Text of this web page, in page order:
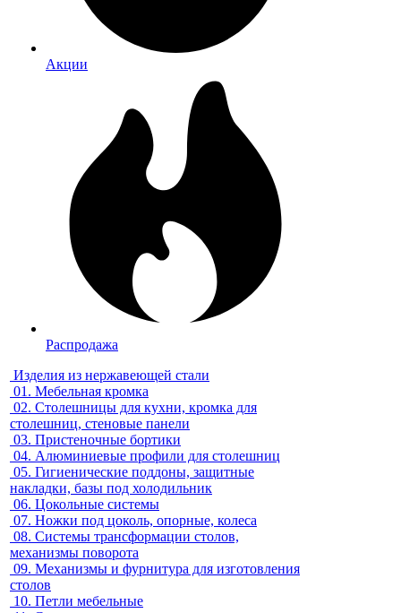
Акции
Распродажа
Изделия из нержавеющей стали
01. Мебельная кромка
02. Столешницы для кухни, кромка для
столешниц, стеновые панели
03. Пристеночные бортики
04. Алюминиевые профили для столешниц
05. Гигиенические поддоны, защитные
накладки, базы под холодильник
06. Цокольные системы
07. Ножки под цоколь, опорные, колеса
08. Системы трансформации столов,
механизмы поворота
09. Механизмы и фурнитура для изготовления
столов
10. Петли мебельные